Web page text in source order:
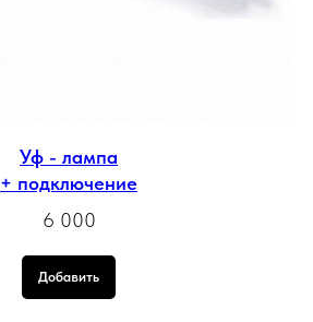
Уф - лампа
+ подключение
6 000
Добавить